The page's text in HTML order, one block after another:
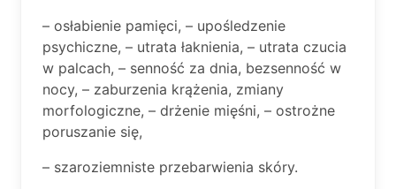
– osłabienie pamięci, – upośledzenie
psychiczne, – utrata łaknienia, – utrata czucia
w palcach, – senność za dnia, bezsenność w
nocy, – zaburzenia krążenia, zmiany
morfologiczne, – drżenie mięśni, – ostrożne
poruszanie się,
– szaroziemniste przebarwienia skóry.